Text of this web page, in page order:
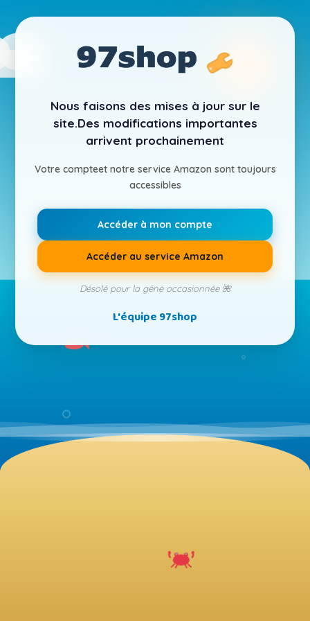
Nous faisons des mises à jour sur le
site.Des modifications importantes
arrivent prochainement
Votre compteet notre service Amazon sont toujours
accessibles
Accéder à mon compte
Accéder au service Amazon
Désolé pour la gêne occasionnée 🌺
L'équipe 97shop